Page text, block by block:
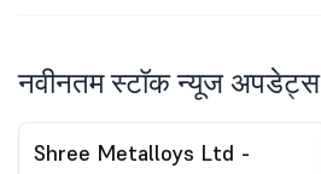
नवीनतम स्टॉक न्यूज अपडेट्स
Shree Metalloys Ltd -